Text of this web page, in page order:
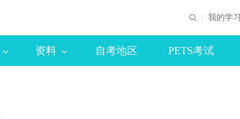
我的学习
资料 自考地区 PETS考试